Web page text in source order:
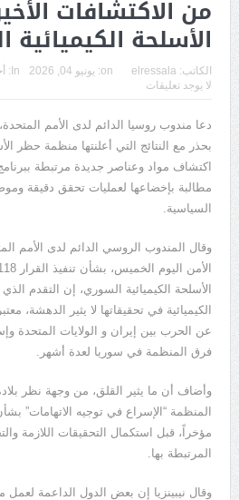
من الاكتشافات
الأسلحة الكيميائية
الكاتب: elressala
on: يونيو 04, 2026 In:
لا يوجد تعليقات
دعا مندوب روسيا الدائم لدى الأمم المتحدة،
بحذر مع النتائج التي أعلنتها منظمة حظر
اكتشاف مواد وعناصر جديدة مرتبطة
مطالبة بإخضاعها لعمليات تحقق دقيقة
السياسية.
وقال المندوب الروسي الدائم لدى الأمم
الأسلحة الكيميائية السوري، إن التقدم
الكيميائية في تحقيقاتها لا يثير الدهشة،
عن الحرب بين إيران و الولايات المتحدة
فرق المنظمة في سوريا لعدة أشهر.
وأضاف أن ما يثير القلق، من وجهة نظر
المنظمة “الإسراع في توجيه الاتهامات”
مؤخراً، قبل استكمال التحقيقات اللازمة
المرتبطة بها.
وقال نيبينزيا إن بعض الدول الداعمة